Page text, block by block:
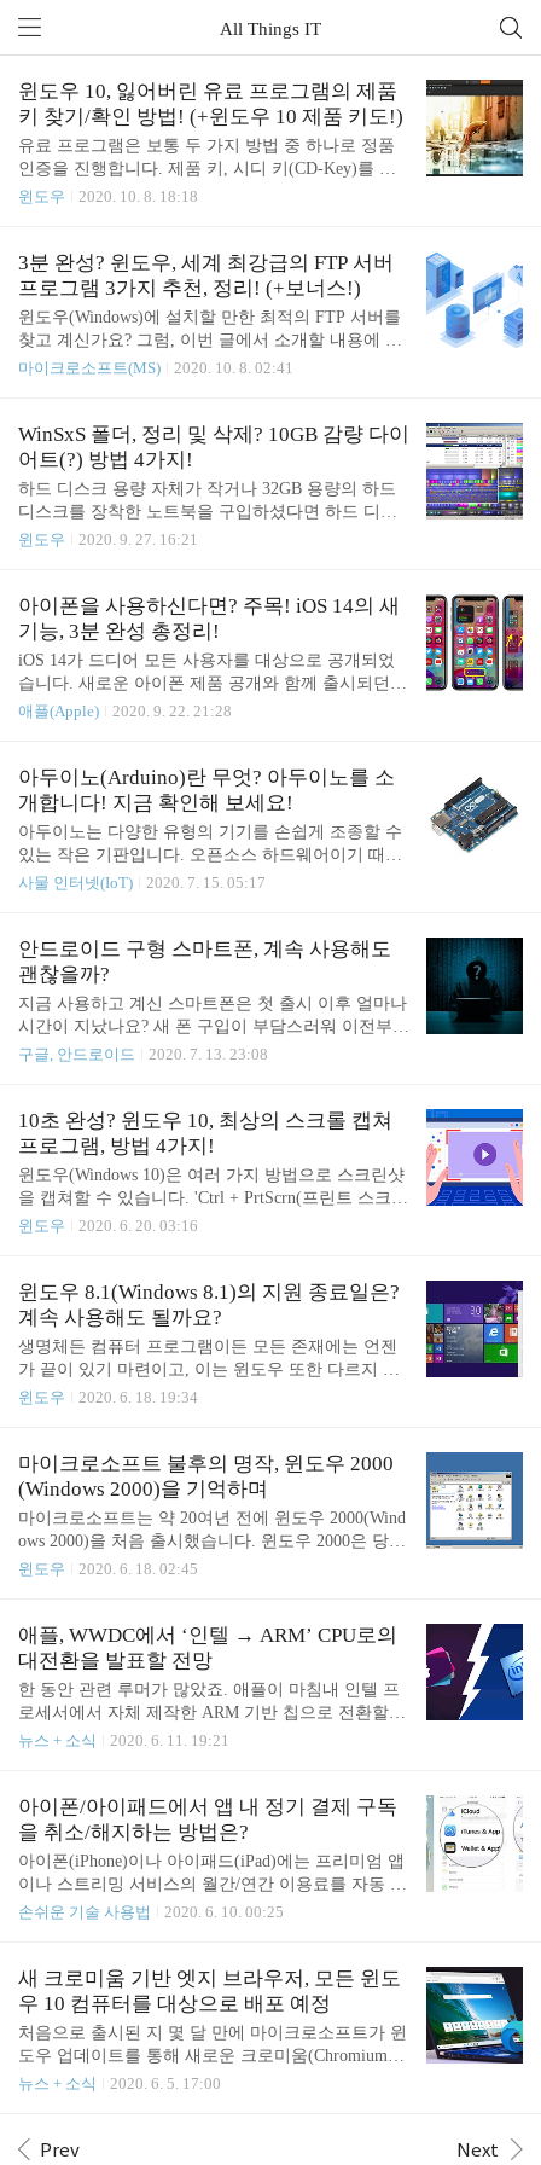
All Things IT
윈도우 10, 잃어버린 유료 프로그램의 제품
키 찾기/확인 방법! (+윈도우 10 제품 키도!)
유료 프로그램은 보통 두 가지 방법 중 하나로 정품
인증을 진행합니다. 제품 키, 시디 키(CD-Key)를 입
력하게 하거나 혹은 사용자가 프로그램을 구입할 때
한 인증은 구입 여부를 확인하기 위해 사용자 이름과
암호만 입력하면 되기 때문에 편리합니다. 두 가지
중 하나만 잊어버린 경우라면 재설정이나 복원이 쉽
습니다. 제품 키, 시디 키를 통한 인증은 프로그램을
정품 인증하고 사용하기 위해 꼭 인터넷에 연결하지
않아도 된다는 점에서는 편리합니다. 단, 이 방법으
로 메모해 두고 안전하게 보관해야 하겠죠.잊어버린
제품 키 찾기, 확인하는 방법 윈도우 10(Wi..
윈도우 2020. 10. 8. 18:18
3분 완성? 윈도우, 세계 최강급의 FTP 서버
프로그램 3가지 추천, 정리! (+보너스!)
윈도우(Windows)에 설치할 만한 최적의 FTP 서버를
찾고 계신가요? 그럼, 이번 글에서 소개할 내용에 주
목해주세요! FTP 서버는 FTP(File Transfer Protocol)
로 FTP 기술은 암호화하지 않은 채로 파일을 전송하
기 때문에 안전하지 않습니다. 이런 이유 때문에 본
문에서는 SFTP나 FTP/S와 같은 보안 기술을 사용하
여 데이터를 암호화하고 보호하는 기능이 있는 FTP
서버 프로그램만 엄선했습니다. 필수 기능을 갖춘 무
료 프로그램에서 중소 기업 이상 규모의 사용자를 확
료 제품에 이르기까지 다양한 FTP 서버 프로그램이
있는데요. 특히,..
마이크로소프트(MS) 2020. 10. 8. 02:41
WinSxS 폴더, 정리 및 삭제? 10GB 감량 다이
어트(?) 방법 4가지!
하드 디스크 용량 자체가 작거나 32GB 용량의 하드
디스크를 장착한 노트북을 구입하셨다면 하드 디스
크 '여유 공간 문제'로 불편한 경우가 많은데요. 특히,
은 폴더 내에 있는 파일을 삭제하려고 시도해보신 경
험이 한 번쯤은 있으리라 생각합니다. 혹시나 하는
마음에 Delete 키를 눌러도 WinSxS 폴더는 바로 삭제
할 수가 없는데요. 윈도우(Windows)를 업데이트하면
시스템이 관련 파일을 C:\Windows\WinSxS 폴더에 다
운로드하고 저장합니다. 마이크로소프트(Microsoft)
릴 수 있도록 업데이트 관련 특정 파일을 일정 기..
윈도우 2020. 9. 27. 16:21
아이폰을 사용하신다면? 주목! iOS 14의 새
기능, 3분 완성 총정리!
iOS 14가 드디어 모든 사용자를 대상으로 공개되었
습니다. 새로운 아이폰 제품 공개와 함께 출시되던
기존 iOS 버전의 전통을 깬 최초의 iOS 인데요. 곧 많
큰 변화가 생겼습니다.iOS 14 호환 기기 아래 목록에
나온 기기는 iOS 14로의 업데이트가 가능합니다.* 아
이폰 11(iPhone 11)* 아이폰 11 프로(iPhone 11 Pro)*
아이폰 11 프로 맥스(iPhone 11 Pro Max)* 아이폰 XS
(iPhone XS)* 아이폰 XS 맥스(iPhone XS Max)* 아이
폰 XR(iPhone XR)* 아이폰 X(iPhone X)* 아이폰 8(iP
애플(Apple) 2020. 9. 22. 21:28
아두이노(Arduino)란 무엇? 아두이노를 소
개합니다! 지금 확인해 보세요!
아두이노는 다양한 유형의 기기를 손쉽게 조종할 수
있는 작은 기판입니다. 오픈소스 하드웨어이기 때문
에 설계가 모두 공개되어 있다는 점이 특징이고요.
업로드하여 실행할 수 있습니다. 아두이노는 Ivrea In
teraction Design Institute에서 시제품을 쉽고 빠르게
만들기 위한 바탕으로 만들어낸 기술인데요. 초기에
는 전기 전자나 프로그래밍 전공이 아닌 학생만을 대
상으로 했지만, 지금은 관심이 있는 사람이라면 누구
나 도전하고 다룰 수 있는 도구로 진화했습니다. 아
가, 디자이너, 취미 활동가, 해커, 초보자를 가리지 않
고 모든 사람이 사용..
사물 인터넷(IoT) 2020. 7. 15. 05:17
안드로이드 구형 스마트폰, 계속 사용해도
괜찮을까?
지금 사용하고 계신 스마트폰은 첫 출시 이후 얼마나
시간이 지났나요? 새 폰 구입이 부담스러워 이전부터
사용하던 스마트폰을 계속 사용하는 분도 많은데요.
전 버전의 안드로이드를 실행하는 스마트폰을 계속
사용해도 괜찮을까요? 이 질문에 대한 답은 ‘아니오’
입니다. 여러 달에 걸쳐 새 업데이트가 없는 스마트
폰은 계속 사용하기에 안전하지 않을 수 있습니다.
업데이트 없는 스마트폰과 작별해야 할 이유 수백 곳
이 넘는 제조사가 안드로이드 스마트폰을 만들고 있
구성하고 꾸밀 수 있도록 설정이 다양하고 자유도가
높은데요. 제조사도 역시나 안드로이드를 자유롭게
변경할 수 ..
구글, 안드로이드 2020. 7. 13. 23:08
10초 완성? 윈도우 10, 최상의 스크롤 캡쳐
프로그램, 방법 4가지!
윈도우(Windows 10)은 여러 가지 방법으로 스크린샷
을 캡쳐할 수 있습니다. 'Ctrl + PrtScrn(프린트 스크
린)'이나 'Fn + PrtScrn' 키를 누르면 즉시 스크린샷을
윈도우에 내장되어 있습니다. 덕분에 스크린샷 캡쳐
자체는 쉽지만, 이렇게 하면 화면에 보이는 내용만
캡처할 수 있다는 점이 문제입니다. 웹 페이지나 문
서 등에서 화면 밖의 나머지 부분을 캡쳐하려면 어떻
게 해야 할까요? 방법을 생각해봐도 쉽게 떠오르지는
않는데요. 사실, 윈도우의 자체 기능만으로는 스크롤
롤 캡쳐를 할 수 있습니다. 다행히 쉽고 빠르게 스크
롤 캡쳐를 할 수..
윈도우 2020. 6. 20. 03:16
윈도우 8.1(Windows 8.1)의 지원 종료일은?
계속 사용해도 될까요?
생명체든 컴퓨터 프로그램이든 모든 존재에는 언젠
가 끝이 있기 마련이고, 이는 윈도우 또한 다르지 않
습니다. 실제로 마이크로소프트(Microsoft)는 '지원
8.1(Windows 8.1)의 지원 종료 기간이 곳곳에서 눈에
띄기 시작한 지금, 계속해서 사용해도 괜찮을까요?
사용해도 괜찮다면, 지속해서 사용하는 게 좋은 선택
일까요? 윈도우 8.1의 지원 종료일이 언제인지와 더
불어 해당 날짜 이후에도 계속해서 사용해도 괜찮을
지를 살펴보겠습니다. 윈도우 8과 8.1의 지원 종료일
되었고, 윈도우 8.1은 지난 2018년 7월 10일 부로 '일
반 지원'이 종..
윈도우 2020. 6. 18. 19:34
마이크로소프트 불후의 명작, 윈도우 2000
(Windows 2000)을 기억하며
마이크로소프트는 약 20여년 전에 윈도우 2000(Wind
ows 2000)을 처음 출시했습니다. 윈도우 2000은 당시
의 윈도우 98(Windows 98)이나 윈도우 Me(Windows
98이 주를 이루던 시기였지만 (저를 비롯해서) 윈도
우 2000을 애용하던 사람도 꽤 있었고요. 가볍고 빠
르고 안정적인 운영 체제인 윈도우 2000은 현재의 윈
도우 10에 이르기까지 윈도우 발전의 밑바탕과 기반
을 마련한 운영체제이기도 합니다. 윈도우 2000은 지
금도 좋은 기억으로 남아 있는데요. 지금부터 윈도우
많은 사람이 윈도우 2000을 사랑했던 이..
윈도우 2020. 6. 18. 02:45
애플, WWDC에서 ‘인텔 → ARM’ CPU로의
대전환을 발표할 전망
한 동안 관련 루머가 많았죠. 애플이 마침내 인텔 프
로세서에서 자체 제작한 ARM 기반 칩으로 전환할
것으로 보입니다. 곧 있을 WWDC 행사에서 이 소식
2021년에 출시될 것이라고 전했습니다. ARM은 보통
스마트폰이나 태블릿 PC의 CPU로 많이 사용되죠. 그
런데 WWDC에서 발표한 직후 제품을 출시하지 않고
1년 후인 2021년에 제품을 출시하는 이유는 무엇일
까요? 전후 사정을 고려해보면 그 이유는 ‘준비 시간
이 필요하기 때문’인 것으로 보입니다. 현재 사용되
자체 ARM 기반 칩 간의 기본 구조가 다르기 때문에
프로그램을 수정하고 최적..
뉴스 + 소식 2020. 6. 11. 19:21
아이폰/아이패드에서 앱 내 정기 결제 구독
을 취소/해지하는 방법은?
아이폰(iPhone)이나 아이패드(iPad)에는 프리미엄 앱
이나 스트리밍 서비스의 월간/연간 이용료를 자동 결
제 및 지불 할 수 있는 ‘구독’ 기능이 있습니다. 주로
밀리의 서재 같은 전자책 서비스 앱에서 월간/연간
정기 이용권을 ‘구독’할 수 있도록 하고 있는데요. 결
제는 순식간이지만 나중에 구독을 취소하고 해지하
려고 보면 메뉴나 버튼이 어디에 있는지 찾기가 어렵
습니다. 얼핏 생각하기엔 앱 스토어(App Store) 앱에
서 할 수 있을 것 같지만 실제로는 아니고요. 앱 스토
서 구독 취소를 해야 할까요? 힌트를 하나 드리면 설
정에서 의외의..
손쉬운 기술 사용법 2020. 6. 10. 00:25
새 크로미움 기반 엣지 브라우저, 모든 윈도
우 10 컴퓨터를 대상으로 배포 예정
처음으로 출시된 지 몇 달 만에 마이크로소프트가 윈
도우 업데이트를 통해 새로운 크로미움(Chromium)
기반의 엣지(Edge) 브라우저를 배포할 예정이다. 윈
빠른 속도를 위해 기초부터 새롭게 설계한 엣지 브라
뉴스 + 소식 2020. 6. 5. 17:00
Prev Next